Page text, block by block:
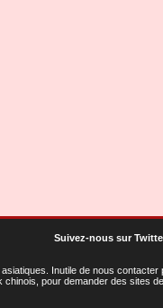
Suivez-nous sur
. Inutile de nous
pour demander des sites